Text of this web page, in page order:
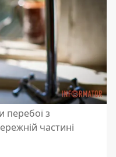
перебої з
частині